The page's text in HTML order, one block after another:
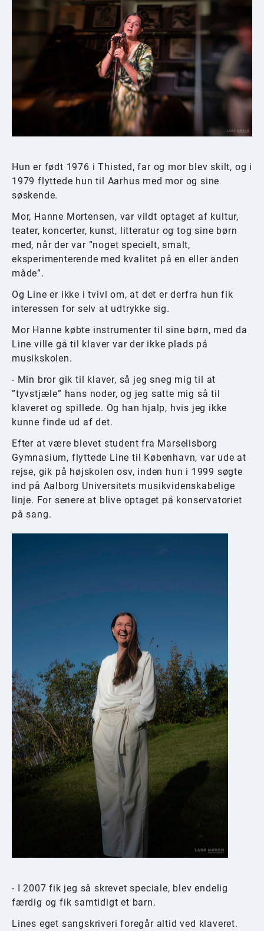
Hun er født 1976 i Thisted, far og mor blev skilt, og i
1979 flyttede hun til Aarhus med mor og sine
søskende.
Mor, Hanne Mortensen, var vildt optaget af kultur,
teater, koncerter, kunst, litteratur og tog sine børn
med, når der var ”noget specielt, smalt,
eksperimenterende med kvalitet på en eller anden
måde”.
Og Line er ikke i tvivl om, at det er derfra hun fik
interessen for selv at udtrykke sig.
Mor Hanne købte instrumenter til sine børn, med da
Line ville gå til klaver var der ikke plads på
musikskolen.
- Min bror gik til klaver, så jeg sneg mig til at
”tyvstjæle” hans noder, og jeg satte mig så til
klaveret og spillede. Og han hjalp, hvis jeg ikke
kunne finde ud af det.
Efter at være blevet student fra Marselisborg
Gymnasium, flyttede Line til København, var ude at
rejse, gik på højskolen osv, inden hun i 1999 søgte
ind på Aalborg Universitets musikvidenskabelige
linje. For senere at blive optaget på konservatoriet
på sang.
- I 2007 fik jeg så skrevet speciale, blev endelig
færdig og fik samtidigt et barn.
Lines eget sangskriveri foregår altid ved klaveret.